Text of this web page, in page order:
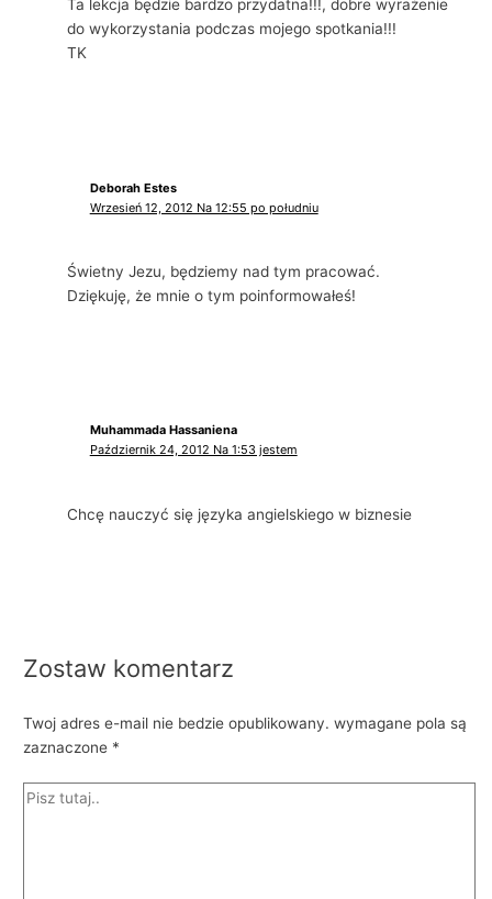
Ta lekcja będzie bardzo przydatna!!!, dobre wyrażenie
do wykorzystania podczas mojego spotkania!!!
TK
Deborah Estes
Wrzesień 12, 2012 Na 12:55 po południu
Świetny Jezu, będziemy nad tym pracować.
Dziękuję, że mnie o tym poinformowałeś!
Muhammada Hassaniena
Październik 24, 2012 Na 1:53 jestem
Chcę nauczyć się języka angielskiego w biznesie
Zostaw komentarz
Twoj adres e-mail nie bedzie opublikowany. wymagane pola są
zaznaczone *